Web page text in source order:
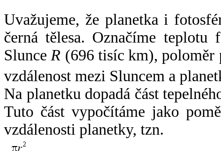
Uvažujeme, že planetka i
černá tělesa. Označíme
SlunceR (696 tisíc km),
vzdálenost mezi Sluncem a
Na planetku dopadá část
Tuto část vypočítáme jako
vzdálenosti planetky, tzn.